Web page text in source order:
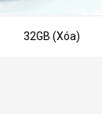
32GB (Xóa)